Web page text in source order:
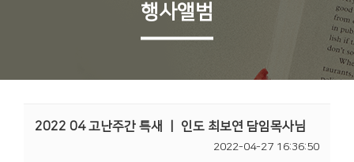
행사앨범
2022 04 고난주간 특새 ㅣ 인도 최보연 담임목사님
2022-04-27 16:36:50